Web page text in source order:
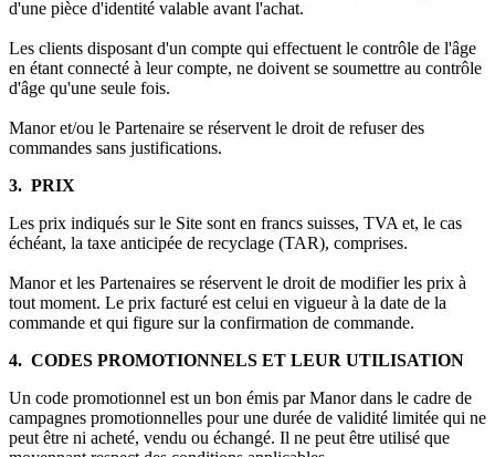
d'une pièce d'identité valable avant l'achat.
Les clients disposant d'un compte qui effectuent le contrôle de l'âge
en étant connecté à leur compte, ne doivent se soumettre au contrôle
d'âge qu'une seule fois.
Manor et/ou le Partenaire se réservent le droit de refuser des
commandes sans justifications.
3. PRIX
Les prix indiqués sur le Site sont en francs suisses, TVA et, le cas
échéant, la taxe anticipée de recyclage (TAR), comprises.
Manor et les Partenaires se réservent le droit de modifier les prix à
tout moment. Le prix facturé est celui en vigueur à la date de la
commande et qui figure sur la confirmation de commande.
4. CODES PROMOTIONNELS ET LEUR UTILISATION
Un code promotionnel est un bon émis par Manor dans le cadre de
campagnes promotionnelles pour une durée de validité limitée qui ne
peut être ni acheté, vendu ou échangé. Il ne peut être utilisé que